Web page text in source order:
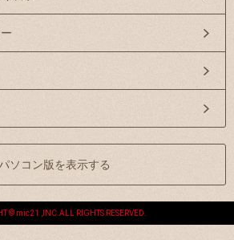
ソコン版を表示する
© mic21 ,INC.ALL RIGHTS RESERVED.